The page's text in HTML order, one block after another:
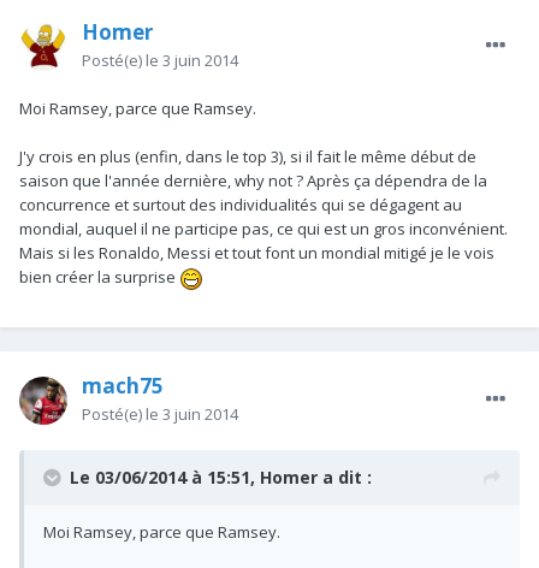
Homer
Posté(e) le 3 juin 2014
Moi Ramsey, parce que Ramsey.
J'y crois en plus (enfin, dans le top 3), si il fait le même début de
saison que l'année dernière, why not ? Après ça dépendra de la
concurrence et surtout des individualités qui se dégagent au
mondial, auquel il ne participe pas, ce qui est un gros inconvénient.
Mais si les Ronaldo, Messi et tout font un mondial mitigé je le vois
bien créer la surprise
mach75
Posté(e) le 3 juin 2014
Le 03/06/2014 à 15:51, Homer a dit :
Moi Ramsey, parce que Ramsey.